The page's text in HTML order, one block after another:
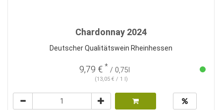
Chardonnay 2024
Deutscher Qualitätswein Rheinhessen
9,79 € * / 0,75l
(13,05 € / 1 l)